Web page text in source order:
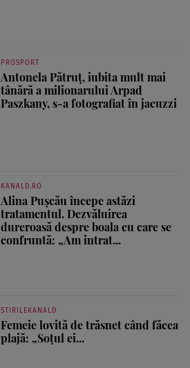
PROSPORT
Antonela Pătruț, iubita mult mai
tânără a milionarului Arpad
Paszkany, s-a fotografiat în jacuzzi
KANALD.RO
Alina Pușcău începe astăzi
tratamentul. Dezvăluirea
dureroasă despre boala cu care se
confruntă: „Am intrat...
STIRILEKANALD
Femeie lovită de trăsnet când făcea
plajă: „Soțul ei...